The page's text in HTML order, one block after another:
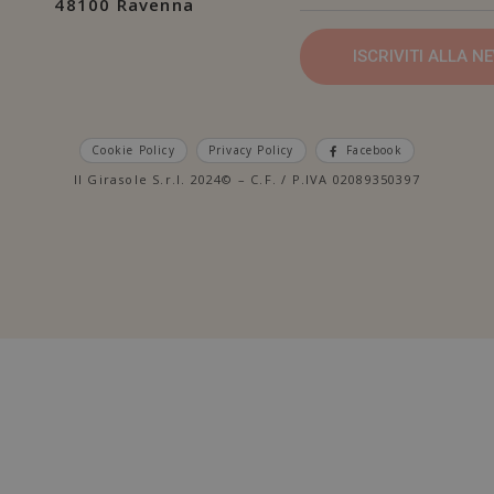
ISCRIVITI ALLA
Cookie Policy Privacy Policy Facebook
Il Girasole S.r.l. 2024© – C.F. / P.IVA 02089350397